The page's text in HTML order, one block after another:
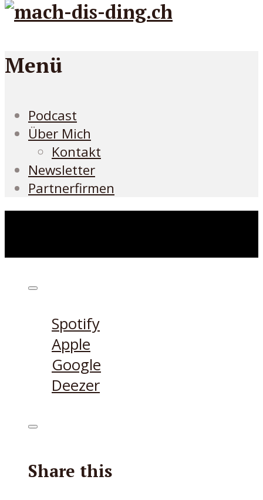
Menü
Podcast
Über Mich
Kontakt
Newsletter
Partnerfirmen
Spotify
Apple
Google
Deezer
Share this